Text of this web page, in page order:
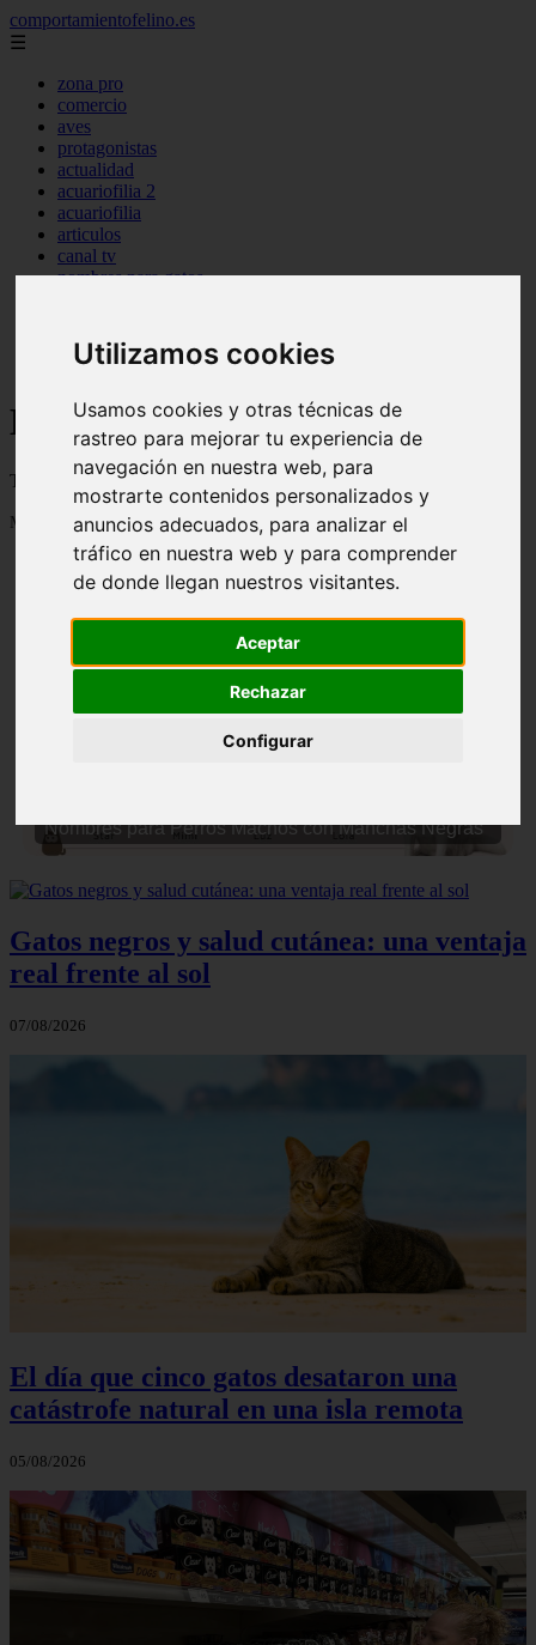
Utilizamos cookies
Usamos cookies y otras técnicas de
rastreo para mejorar tu experiencia de
navegación en nuestra web, para
mostrarte contenidos personalizados y
anuncios adecuados, para analizar el
tráfico en nuestra web y para comprender
de donde llegan nuestros visitantes.
Aceptar
Rechazar
Configurar
comportamientofelino.es
☰
zona pro
comercio
aves
protagonistas
actualidad
acuariofilia 2
acuariofilia
articulos
canal tv
nombres para gatos
uncategorized
zona pro
Blog sobre gatos
Todo sobre gatos, nombres de gatos y razas de gatos
Mostrando 1 - 24 de 2800 artículos
Nombres para Perros Machos con Manchas Negras
Gatos negros y salud cutánea: una ventaja
real frente al sol
07/08/2026
El día que cinco gatos desataron una
catástrofe natural en una isla remota
05/08/2026